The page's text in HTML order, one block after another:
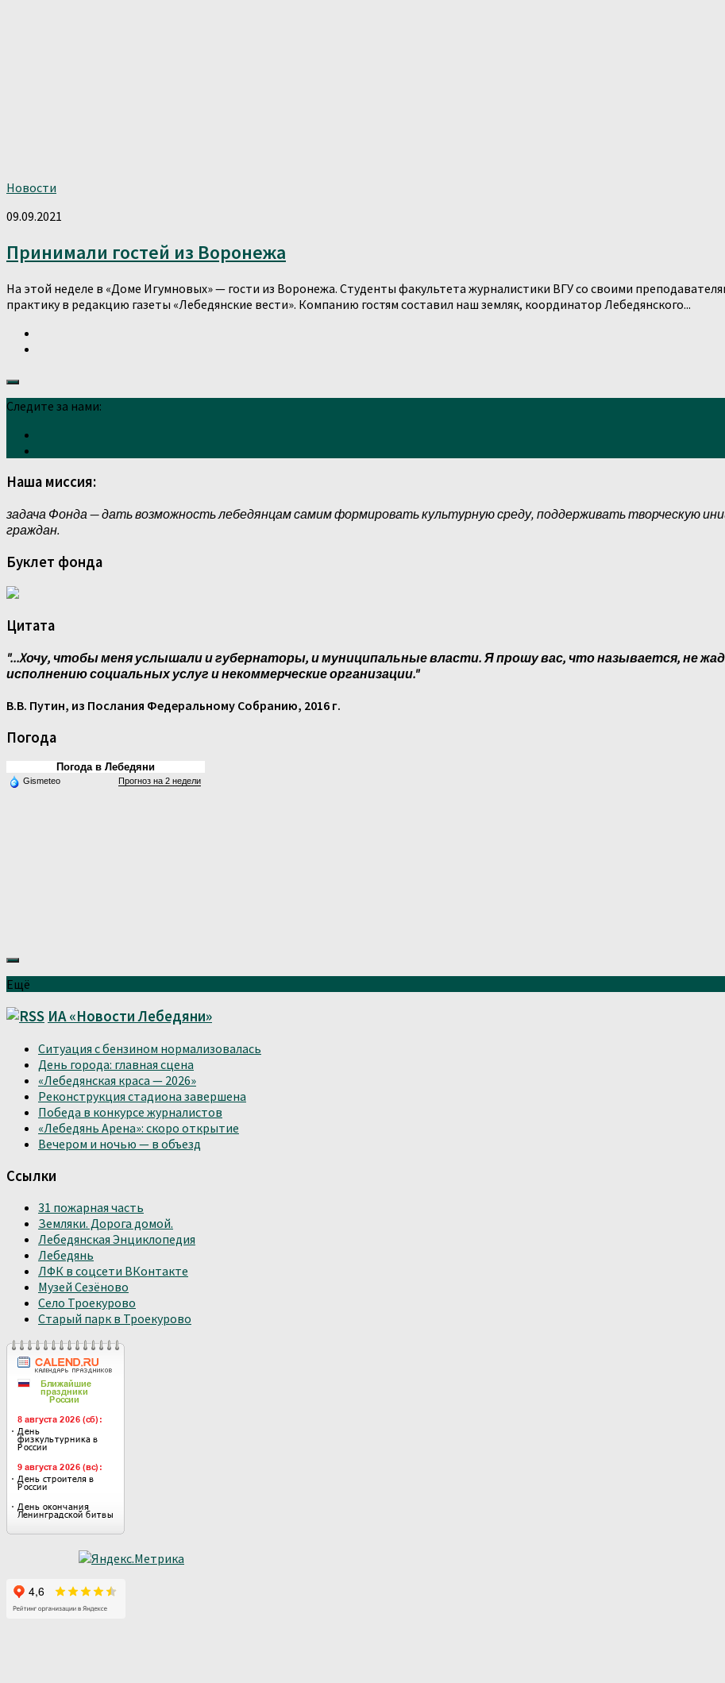
Новости
09.09.2021
Принимали гостей из Воронежа
На этой неделе в «Доме Игумновых» — гости из Воронежа. Студенты факультета журналистики ВГУ со своими
практику в редакцию газеты «Лебедянские вести». Компанию гостям составил наш земляк, координатор Лебедянского...
Следите за нами:
Наша миссия:
задача Фонда — дать возможность лебедянцам самим формировать культурную среду, поддерживать творческую
граждан.
Буклет фонда
Цитата
"...Xочу, чтобы меня услышали и губернаторы, и муниципальные власти. Я прошу вас, что называется, не
исполнению социальных услуг и некоммерческие организации."
В.В. Путин, из Послания Федеральному Собранию, 2016 г.
Погода
Погода в Лебедяни
Gismeteo Прогноз на 2 недели
Ещё
ИА «Новости Лебедяни»
Ситуация с бензином нормализовалась
День города: главная сцена
«Лебедянская краса — 2026»
Реконструкция стадиона завершена
Победа в конкурсе журналистов
«Лебедянь Арена»: скоро открытие
Вечером и ночью — в объезд
Ссылки
31 пожарная часть
Земляки. Дорога домой.
Лебедянская Энциклопедия
Лебедянь
ЛФК в соцсети ВКонтакте
Музей Сезёново
Село Троекурово
Старый парк в Троекурово